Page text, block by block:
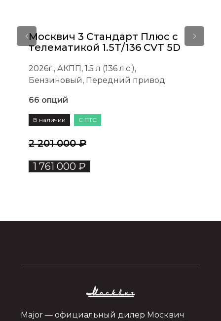
Москвич 3 Стандарт Плюс с
телематикой 1.5T/136 CVT 5D
2026г., АКПП, 1.5 л (136 л.с.),
Бензиновый, Передний привод
66 опций
В наличии С ПТС
2 201 000 ₽
1 761 000 ₽
Major — официальный дилер Москвич